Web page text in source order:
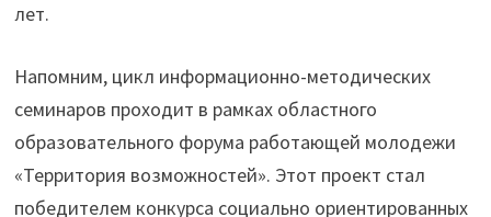
лет.
Напомним, цикл информационно-методических
семинаров проходит в рамках областного
образовательного форума работающей молодежи
«Территория возможностей». Этот проект стал
победителем конкурса социально ориентированных